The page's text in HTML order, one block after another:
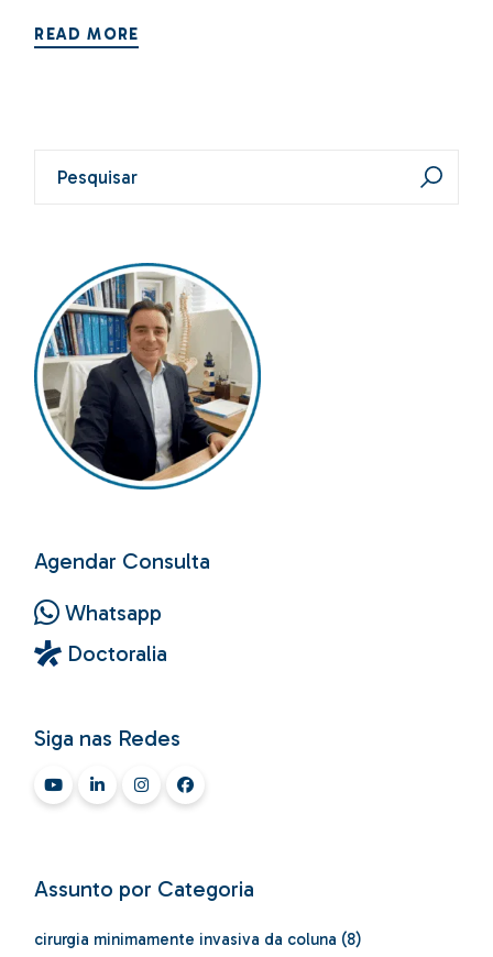
READ MORE
por:
Agendar Consulta
Whatsapp
Doctoralia
Siga nas Redes
Assunto por Categoria
cirurgia minimamente invasiva da coluna (8)